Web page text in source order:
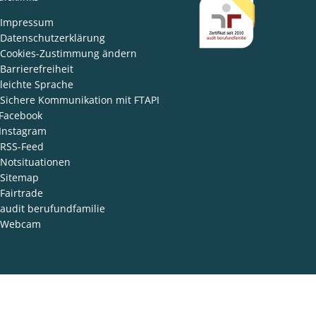
Impressum
Datenschutzerklärung
Cookies-Zustimmung ändern
Barrierefreiheit
leichte Sprache
Sichere Kommunikation mit FTAPI
Facebook
Instagram
RSS-Feed
Notsituationen
Sitemap
Fairtrade
audit berufundfamilie
Webcam